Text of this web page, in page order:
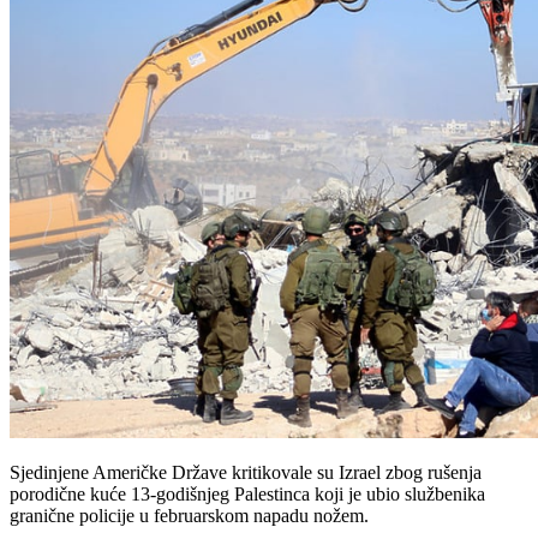
Sjedinjene Američke Države kritikovale su Izrael zbog rušenja
porodične kuće 13-godišnjeg Palestinca koji je ubio službenika
granične policije u februarskom napadu nožem.